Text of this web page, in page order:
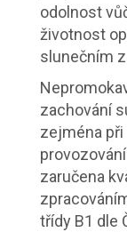
odolnost
životnost
slunečním
zachování
zejména
zaručena
třídy B1 dle